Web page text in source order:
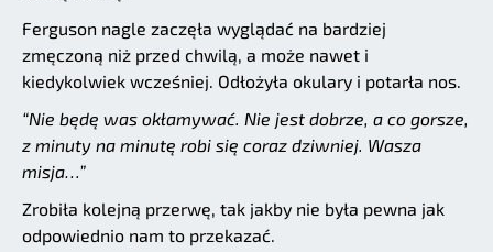
Ferguson nagle zaczęła wyglądać na bardziej
zmęczoną niż przed chwilą, a może nawet i
kiedykolwiek wcześniej. Odłożyła okulary i potarła nos.
“Nie będę was okłamywać. Nie jest dobrze, a co gorsze,
z minuty na minutę robi się coraz dziwniej. Wasza
misja…”
Zrobiła kolejną przerwę, tak jakby nie była pewna jak
odpowiednio nam to przekazać.